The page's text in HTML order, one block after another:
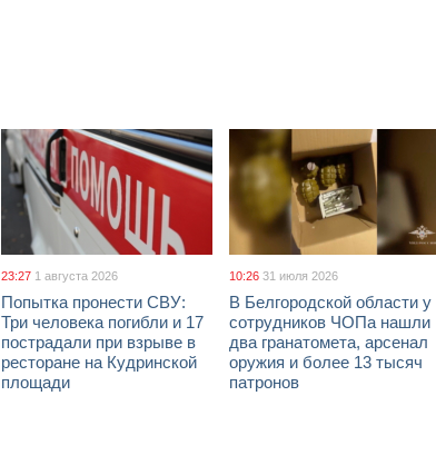
23:27 1 августа 2026
Попытка пронести СВУ:
Три человека погибли и 17
пострадали при взрыве в
ресторане на Кудринской
площади
10:26 31 июля 2026
В Белгородской области у
сотрудников ЧОПа нашли
два гранатомета, арсенал
оружия и более 13 тысяч
патронов